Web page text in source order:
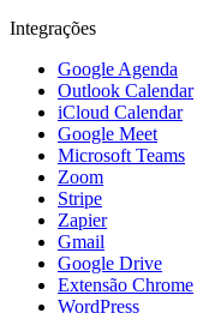
Integrações
Google Agenda
Outlook Calendar
iCloud Calendar
Google Meet
Microsoft Teams
Zoom
Stripe
Zapier
Gmail
Google Drive
Extensão Chrome
WordPress